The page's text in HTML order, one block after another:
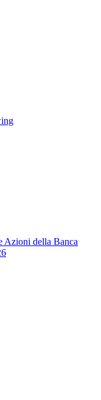
Azioni della Banca